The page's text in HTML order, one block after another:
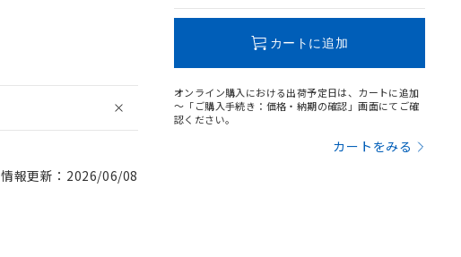
情報更新：2026/06/08
カートに追加
オンライン購入における出荷予定日は、カートに追加
～「ご購入手続き：価格・納期の確認」画面にてご確
認ください。
カートをみる